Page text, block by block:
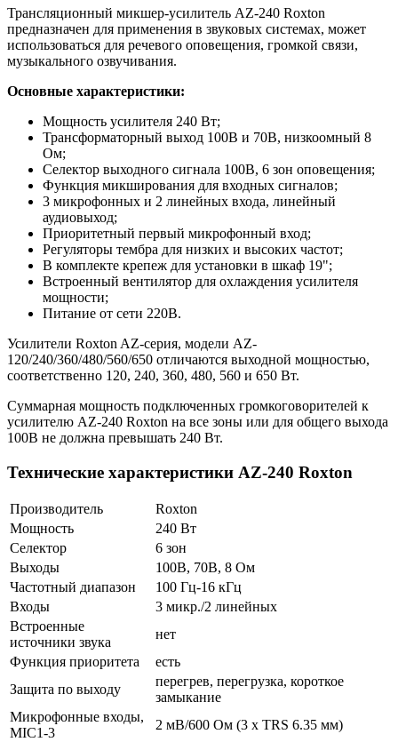
Трансляционный микшер-усилитель AZ-240 Roxton
предназначен для применения в звуковых системах, может
использоваться для речевого оповещения, громкой связи,
музыкального озвучивания.
Основные характеристики:
Мощность усилителя 240 Вт;
Трансформаторный выход 100В и 70B, низкоомный 8
Ом;
Селектор выходного сигнала 100В, 6 зон оповещения;
Функция микширования для входных сигналов;
3 микрофонных и 2 линейных входа, линейный
аудиовыход;
Приоритетный первый микрофонный вход;
Регуляторы тембра для низких и высоких частот;
В комплекте крепеж для установки в шкаф 19";
Встроенный вентилятор для охлаждения усилителя
мощности;
Питание от сети 220В.
Усилители Roxton AZ-серия, модели AZ-
120/240/360/480/560/650 отличаются выходной мощностью,
соответственно 120, 240, 360, 480, 560 и 650 Вт.
Суммарная мощность подключенных громкоговорителей к
усилителю AZ-240 Roxton на все зоны или для общего выхода
100В не должна превышать 240 Вт.
Технические характеристики AZ-240 Roxton
Производитель
Roxton
Мощность
240 Вт
Селектор
6 зон
Выходы
100В, 70В, 8 Ом
Частотный диапазон
100 Гц-16 кГц
Входы
3 микр./2 линейных
Встроенные
источники звука
нет
Функция приоритета
есть
Защита по выходу
перегрев, перегрузка, короткое
замыкание
Микрофонные входы,
MIC1-3
2 мВ/600 Ом (3 х TRS 6.35 мм)